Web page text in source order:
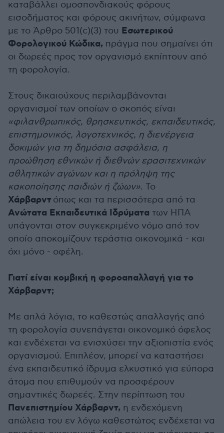
καταβάλλει ομοσπονδιακούς φόρους
εισοδήματος και φόρους ακινήτων, σύμφωνα
με το Άρθρο 501(c)(3) του Εσωτερικού
Φορολογικού Κώδικα, πράγμα που σημαίνει ότι
οι δωρεές προς τον οργανισμό εκπίπτουν από
τη φορολογία.
Στους δικαιούχους περιλαμβάνονται
οργανισμοί των οποίων ο σκοπός είναι
«φιλανθρωπικός, θρησκευτικός, εκπαιδευτικός,
επιστημονικός, λογοτεχνικός, η διενέργεια
δοκιμών για τη δημόσια ασφάλεια, η
προώθηση εθνικών ή διεθνών ερασιτεχνικών
αθλητικών αγώνων και η πρόληψη της
κακοποίησης παιδιών ή ζώων». Το
Χάρβαρντ όπως και τα περισσότερα από τα
Ανώτατα Εκπαιδευτικά Ιδρύματα των ΗΠΑ
υπάγονται στον συγκεκριμένο νόμο από τον
οποίο αποκομίζουν τεράστια οικονομικά - και
όχι μόνο - οφέλη.
Γιατί είναι κομβική η φοροαπαλλαγή για το
Χάρβαρντ;
Με απλά λόγια, το καθεστώς απαλλαγής από
τη φορολογία συνεπάγεται οικονομικό όφελος
και ενδέχεται να ενισχύσει την αξιοπιστία ενός
οργανισμού. Επιπλέον, μπορεί να καταστήσει
ένα εκπαιδευτικό ίδρυμα ελκυστικό για εύπορα
άτομα που επιθυμούν να προσφέρουν
σημαντικές δωρεές. Στην περίπτωση του
Πανεπιστημίου Χάρβαρντ, η ενδεχόμενη
απώλεια του εν λόγω καθεστώτος ενδέχεται να